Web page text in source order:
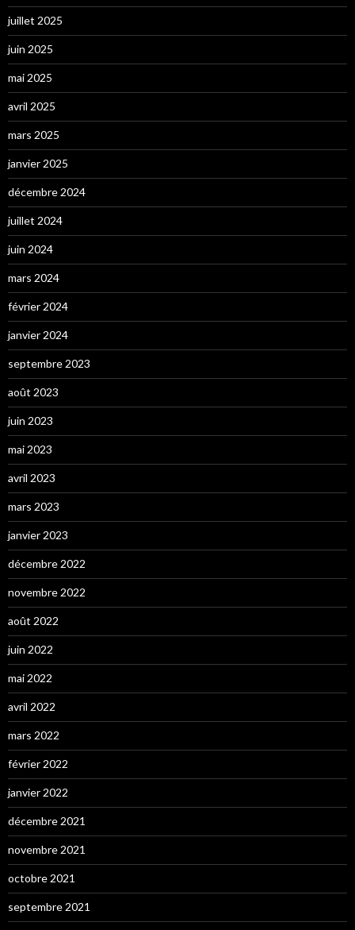
juillet 2025
juin 2025
mai 2025
avril 2025
mars 2025
janvier 2025
décembre 2024
juillet 2024
juin 2024
mars 2024
février 2024
janvier 2024
septembre 2023
août 2023
juin 2023
mai 2023
avril 2023
mars 2023
janvier 2023
décembre 2022
novembre 2022
août 2022
juin 2022
mai 2022
avril 2022
mars 2022
février 2022
janvier 2022
décembre 2021
novembre 2021
octobre 2021
septembre 2021